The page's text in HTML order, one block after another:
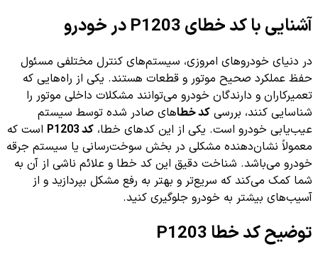
آشنایی با کد خطای P1203 در خودرو
در دنیای خودروهای امروزی، سیستم‌های کنترل مختلفی مسئول
حفظ عملکرد صحیح موتور و قطعات هستند. یکی از راه‌هایی که
تعمیرکاران و دارندگان خودرو می‌توانند مشکلات داخلی موتور را
شناسایی کنند، بررسی کد خطاهای صادر شده توسط سیستم
عیب‌یابی خودرو است. یکی از این کدهای خطا، کد P1203
است که
معمولاً نشان‌دهنده مشکلی در بخش سوخت‌رسانی یا سیستم جرقه
خودرو می‌باشد. شناخت دقیق این کد خطا و علائم ناشی از آن به
شما کمک می‌کند که سریع‌تر و بهتر به رفع مشکل بپردازید و از
آسیب‌های بیشتر به خودرو جلوگیری کنید.
توضیح کد خطا P1203